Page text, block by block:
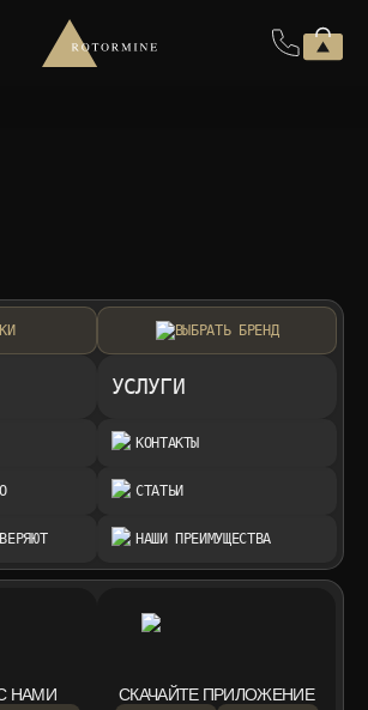
ВЫБРАТЬ БРЕНД
УСЛУГИ
КОНТАКТЫ
СТАТЬИ
НАШИ ПРЕИМУЩЕСТВА
НАМИ СКАЧАЙТЕ ПРИЛОЖЕНИЕ